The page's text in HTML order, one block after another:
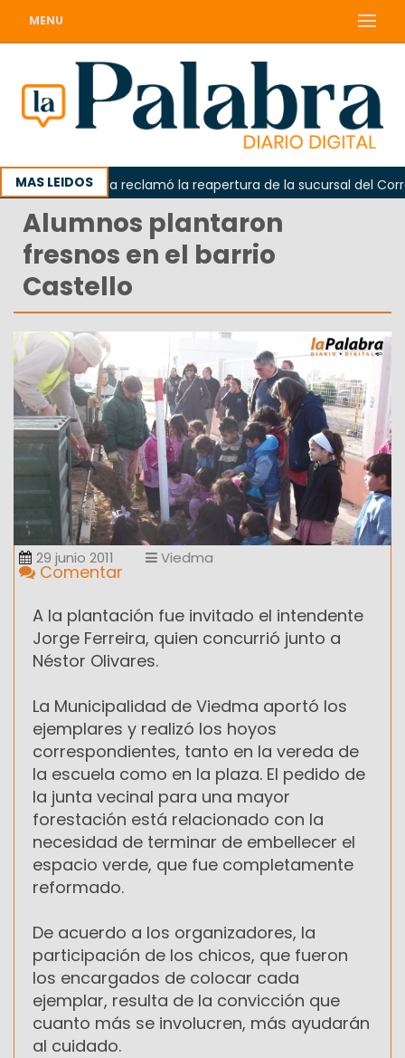
MENU
MAS LEIDOS
Odarda reclamó la reapertura de la sucursal del Correo
Alumnos plantaron
fresnos en el barrio
Castello
29 junio 2011 Viedma
Comentar
A la plantación fue invitado el intendente
Jorge Ferreira, quien concurrió junto a
Néstor Olivares.
La Municipalidad de Viedma aportó los
ejemplares y realizó los hoyos
correspondientes, tanto en la vereda de
la escuela como en la plaza. El pedido de
la junta vecinal para una mayor
forestación está relacionado con la
necesidad de terminar de embellecer el
espacio verde, que fue completamente
reformado.
De acuerdo a los organizadores, la
participación de los chicos, que fueron
los encargados de colocar cada
ejemplar, resulta de la convicción que
cuanto más se involucren, más ayudarán
al cuidado.